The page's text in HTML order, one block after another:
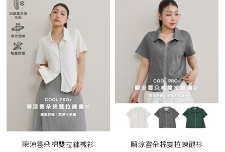
瞬涼雲朵棉雙拉鍊襯衫
瞬涼雲朵棉雙拉鍊襯衫